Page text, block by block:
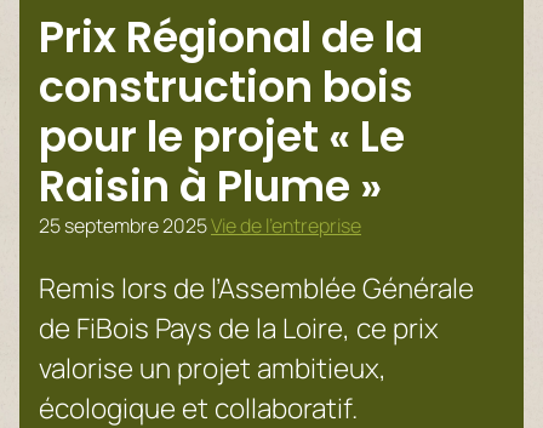
Prix Régional de la
construction bois
pour le projet « Le
Raisin à Plume »
25 septembre 2025Vie de l’entreprise
Remis lors de l’Assemblée Générale
de FiBois Pays de la Loire, ce prix
valorise un projet ambitieux,
écologique et collaboratif.